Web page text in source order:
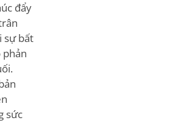
đẩy
sự bất
phản
sức